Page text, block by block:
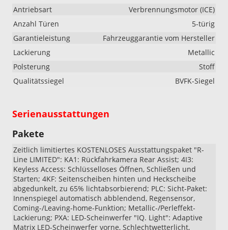
Antriebsart
Verbrennungsmotor (ICE)
Anzahl Türen
5-türig
Garantieleistung
Fahrzeuggarantie vom Hersteller
Lackierung
Metallic
Polsterung
Stoff
Qualitätssiegel
BVFK-Siegel
Serienausstattungen
Pakete
Zeitlich limitiertes KOSTENLOSES Ausstattungspaket "R-
Line LIMITED": KA1: Rückfahrkamera Rear Assist; 4I3:
Keyless Access: Schlüsselloses Öffnen, Schließen und
Starten; 4KF: Seitenscheiben hinten und Heckscheibe
abgedunkelt, zu 65% lichtabsorbierend; PLC: Sicht-Paket:
Innenspiegel automatisch abblendend, Regensensor,
Coming-/Leaving-home-Funktion; Metallic-/Perleffekt-
Lackierung; PXA: LED-Scheinwerfer "IQ. Light": Adaptive
Matrix LED-Scheinwerfer vorne, Schlechtwetterlicht,